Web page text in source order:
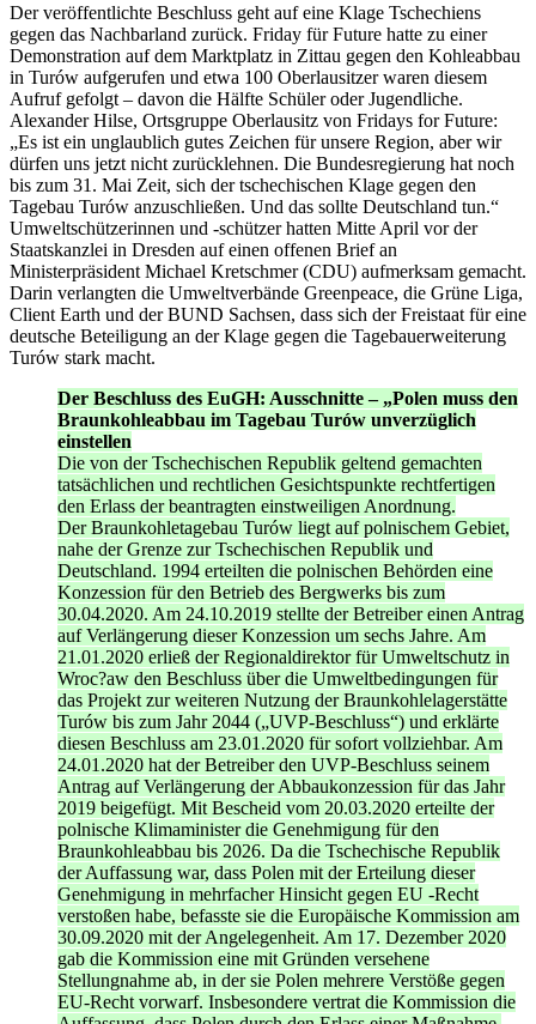
Der veröffentlichte Beschluss geht auf eine Klage Tschechiens
gegen das Nachbarland zurück. Friday für Future hatte zu einer
Demonstration auf dem Marktplatz in Zittau gegen den Kohleabbau
in Turów aufgerufen und etwa 100 Oberlausitzer waren diesem
Aufruf gefolgt – davon die Hälfte Schüler oder Jugendliche.
Alexander Hilse, Ortsgruppe Oberlausitz von Fridays for Future:
„Es ist ein unglaublich gutes Zeichen für unsere Region, aber wir
dürfen uns jetzt nicht zurücklehnen. Die Bundesregierung hat noch
bis zum 31. Mai Zeit, sich der tschechischen Klage gegen den
Tagebau Turów anzuschließen. Und das sollte Deutschland tun.“
Umweltschützerinnen und -schützer hatten Mitte April vor der
Staatskanzlei in Dresden auf einen offenen Brief an
Ministerpräsident Michael Kretschmer (CDU) aufmerksam gemacht.
Darin verlangten die Umweltverbände Greenpeace, die Grüne Liga,
Client Earth und der BUND Sachsen, dass sich der Freistaat für eine
deutsche Beteiligung an der Klage gegen die Tagebauerweiterung
Turów stark macht.
Der Beschluss des EuGH: Ausschnitte – „Polen muss den
Braunkohleabbau im Tagebau Turów unverzüglich
einstellen
Die von der Tschechischen Republik geltend gemachten
tatsächlichen und rechtlichen Gesichtspunkte rechtfertigen
den Erlass der beantragten einstweiligen Anordnung.
Der Braunkohletagebau Turów liegt auf polnischem Gebiet,
nahe der Grenze zur Tschechischen Republik und
Deutschland. 1994 erteilten die polnischen Behörden eine
Konzession für den Betrieb des Bergwerks bis zum
30.04.2020. Am 24.10.2019 stellte der Betreiber einen Antrag
auf Verlängerung dieser Konzession um sechs Jahre. Am
21.01.2020 erließ der Regionaldirektor für Umweltschutz in
Wroc?aw den Beschluss über die Umweltbedingungen für
das Projekt zur weiteren Nutzung der Braunkohlelagerstätte
Turów bis zum Jahr 2044 („UVP-Beschluss“) und erklärte
diesen Beschluss am 23.01.2020 für sofort vollziehbar. Am
24.01.2020 hat der Betreiber den UVP-Beschluss seinem
Antrag auf Verlängerung der Abbaukonzession für das Jahr
2019 beigefügt. Mit Bescheid vom 20.03.2020 erteilte der
polnische Klimaminister die Genehmigung für den
Braunkohleabbau bis 2026. Da die Tschechische Republik
der Auffassung war, dass Polen mit der Erteilung dieser
Genehmigung in mehrfacher Hinsicht gegen EU -Recht
verstoßen habe, befasste sie die Europäische Kommission am
30.09.2020 mit der Angelegenheit. Am 17. Dezember 2020
gab die Kommission eine mit Gründen versehene
Stellungnahme ab, in der sie Polen mehrere Verstöße gegen
EU-Recht vorwarf. Insbesondere vertrat die Kommission die